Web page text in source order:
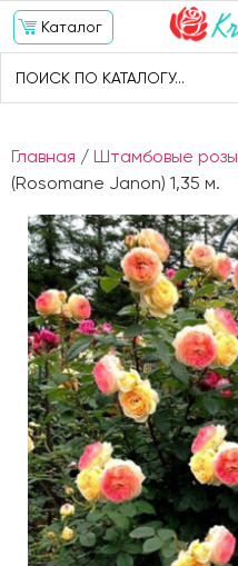
Каталог
Главная / Штамбовые розы
(Rosomane Janon) 1,35 м.